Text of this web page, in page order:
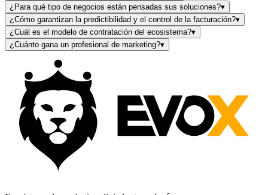
¿Para qué tipo de negocios están pensadas sus soluciones?▾
¿Cómo garantizan la predictibilidad y el control de la facturación?▾
¿Cuál es el modelo de contratación del ecosistema?▾
¿Cuánto gana un profesional de marketing?▾